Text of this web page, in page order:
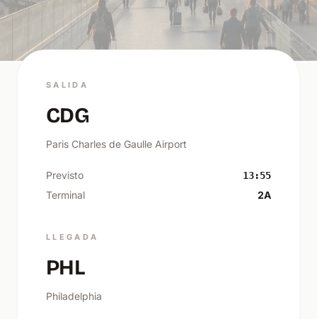
SALIDA
CDG
Paris Charles de Gaulle Airport
Previsto 13:55
Terminal 2A
LLEGADA
PHL
Philadelphia